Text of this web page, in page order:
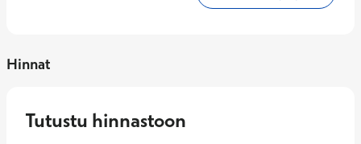
Hinnat
Tutustu hinnastoon